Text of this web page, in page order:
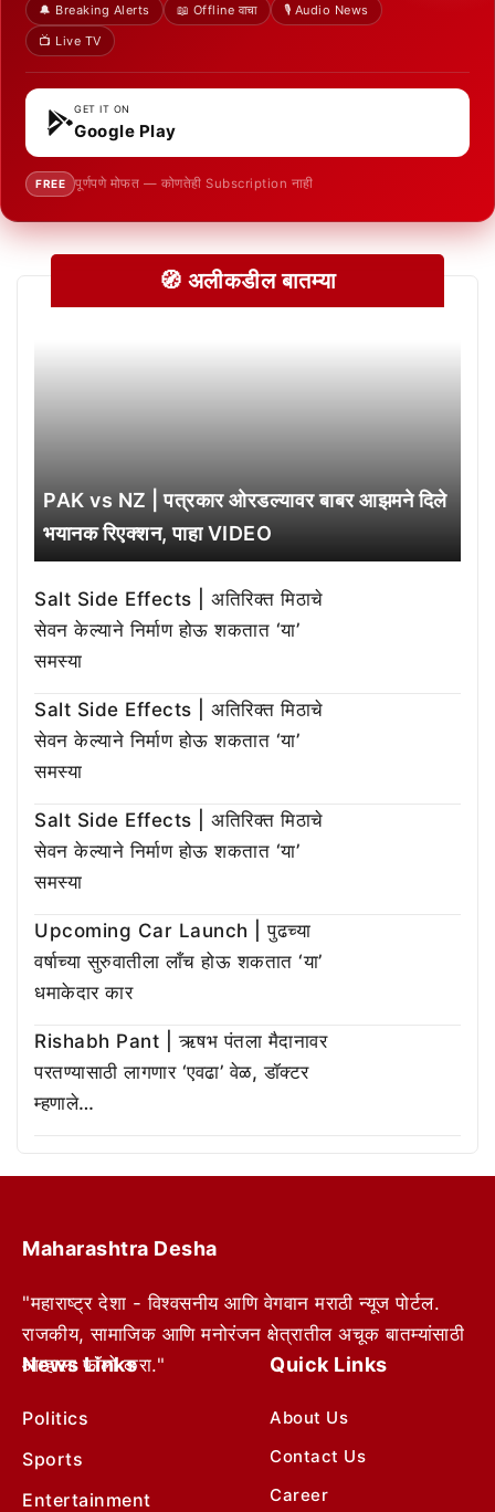
🔔 Breaking Alerts 📖 Offline वाचा
🎙️ Audio News
📺 Live TV
GET IT ON
Google Play
FREE पूर्णपणे मोफत — कोणतेही Subscription नाही
🧭 अलीकडील बातम्या
PAK vs NZ | पत्रकार ओरडल्यावर बाबर आझमने दिले
भयानक रिएक्शन, पाहा VIDEO
Salt Side Effects | अतिरिक्त मिठाचे
सेवन केल्याने निर्माण होऊ शकतात ‘या’
समस्या
Salt Side Effects | अतिरिक्त मिठाचे
सेवन केल्याने निर्माण होऊ शकतात ‘या’
समस्या
Salt Side Effects | अतिरिक्त मिठाचे
सेवन केल्याने निर्माण होऊ शकतात ‘या’
समस्या
Upcoming Car Launch | पुढच्या
वर्षाच्या सुरुवातीला लाँच होऊ शकतात ‘या’
धमाकेदार कार
Rishabh Pant | ऋषभ पंतला मैदानावर
परतण्यासाठी लागणार ‘एवढा’ वेळ, डॉक्टर
म्हणाले…
Maharashtra Desha
"महाराष्ट्र देशा - विश्वसनीय आणि वेगवान मराठी न्यूज पोर्टल.
राजकीय, सामाजिक आणि मनोरंजन क्षेत्रातील अचूक बातम्यांसाठी
आम्हाला फॉलो करा."
News Links
Politics
Sports
Entertainment
Quick Links
About Us
Contact Us
Career